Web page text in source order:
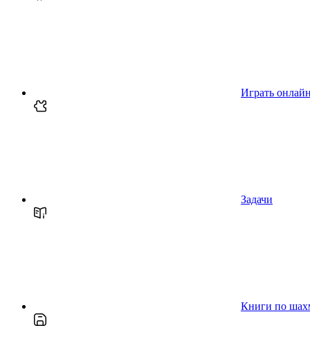
Играть онлайн
Задачи
Книги по